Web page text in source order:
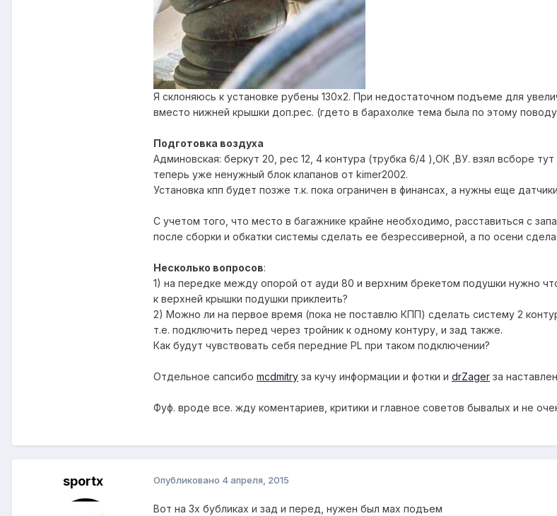
Я склоняюсь к установке рубены 130х2. При недостаточном подъеме для
вместо нижней крышки доп.рес. (гдето в барахолке тема была по этому
Подготовка воздуха
Админовская: беркут 20, рес 12, 4 контура (трубка 6/4 ),ОК ,ВУ. взял всборе
теперь уже ненужный блок клапанов от kimer2002.
Установка кпп будет позже т.к. пока ограничен в финансах, а нужны еще
С учетом того, что место в багажнике крайне необходимо, расставиться с
после сборки и обкатки системы сделать ее безрессиверной, а по осени
Несколько вопросов:
1) на передке между опорой от ауди 80 и верхним брекетом подушки нужно
к верхней крышки подушки приклеить?
2) Можно ли на первое время (пока не поставлю КПП) сделать систему 2
т.е. подключить перед через тройник к одному контуру, и зад также.
Как будут чувствовать себя передние PL при таком подключении?
Отдельное сапсибо mcdmitry за кучу информации и фотки и drZager за
Фуф. вроде все. жду коментариев, критики и главное советов бывалых и не
sportx Опубликовано 4 апреля, 2015
Вот на 3х бубликах и зад и перед, нужен был мах подъем